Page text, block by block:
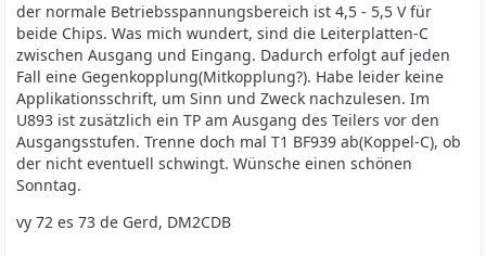
der normale Betriebsspannungsbereich ist 4,5 - 5,5 V für
beide Chips. Was mich wundert, sind die Leiterplatten-C
zwischen Ausgang und Eingang. Dadurch erfolgt auf jeden
Fall eine Gegenkopplung(Mitkopplung?). Habe leider keine
Applikationsschrift, um Sinn und Zweck nachzulesen. Im
U893 ist zusätzlich ein TP am Ausgang des Teilers vor den
Ausgangsstufen. Trenne doch mal T1 BF939 ab(Koppel-C), ob
der nicht eventuell schwingt. Wünsche einen schönen
Sonntag.
vy 72 es 73 de Gerd, DM2CDB